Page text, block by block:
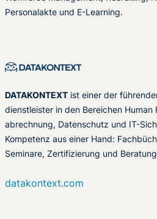
Personalakte und E-Learning.
DATAKONTEXT ist einer der
dienstleister in den Bereichen Human
abrechnung, Datenschutz und IT-
Kompetenz aus einer Hand:
Seminare, Zertifizierung und
datakontext.com